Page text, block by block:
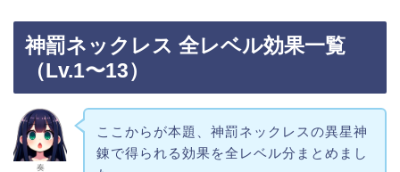
神罰ネックレス 全レベル効果一覧
（Lv.1〜13）
奏
ここからが本題、神罰ネックレスの異星神
錬で得られる効果を全レベル分まとめまし